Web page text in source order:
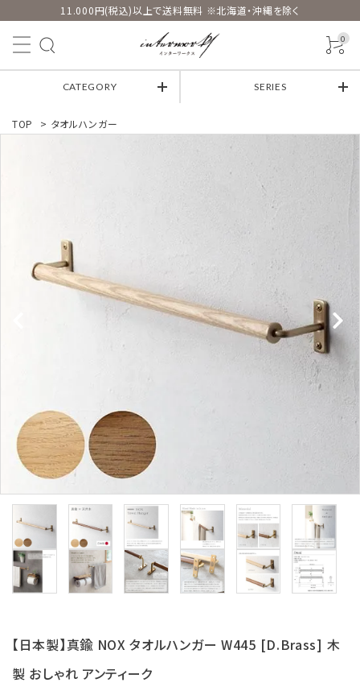
11.000円(税込)以上で送料無料 ※北海道・沖縄を除く
0
CATEGORY SERIES
TOP > タオルハンガー
【日本製】真鍮 NOX タオルハンガー W445 [D.Brass] 木
製 おしゃれ アンティーク